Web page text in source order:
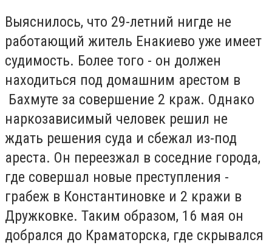
Выяснилось, что 29-летний нигде не
работающий житель Енакиево уже имеет
судимость. Более того - он должен
находиться под домашним арестом в
Бахмуте за совершение 2 краж. Однако
наркозависимый человек решил не
ждать решения суда и сбежал из-под
ареста. Он переезжал в соседние города,
где совершал новые преступления -
грабеж в Константиновке и 2 кражи в
Дружковке. Таким образом, 16 мая он
добрался до Краматорска, где скрывался